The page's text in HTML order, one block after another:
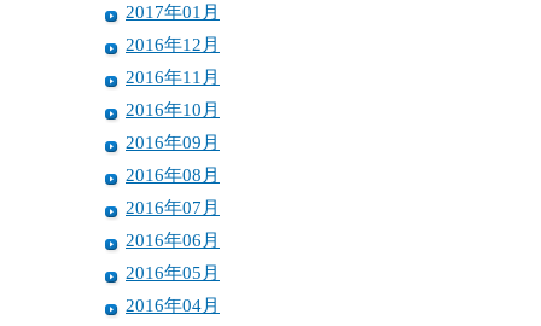
2017年01月
2016年12月
2016年11月
2016年10月
2016年09月
2016年08月
2016年07月
2016年06月
2016年05月
2016年04月